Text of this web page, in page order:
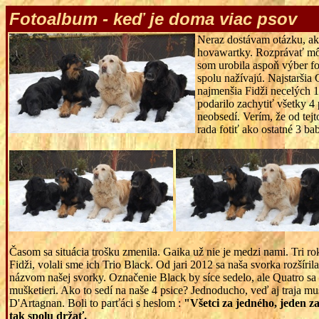
Fotoalbum - keď je doma viac psov
Neraz dostávam otázku,
hovawartky. Rozprávať
som urobila aspoň výber
spolu nažívajú. Najstaršia
najmenšia Fidži necelých
podarilo zachytiť všetky 4
neobsedí. Verím, že od
rada fotiť ako ostatné 3
Časom sa situácia trošku zmenila. Gaika už nie je medzi nami. Tri
Fidži, volali sme ich Trio Black. Od jari 2012 sa naša svorka
názvom našej svorky. Označenie Black by síce sedelo, ale Quatro
mušketieri. Ako to sedí na naše 4 psice? Jednoducho, veď aj traja
D'Artagnan. Boli to parťáci s heslom :"Všetci za jedného, jeden
tak spolu držať.